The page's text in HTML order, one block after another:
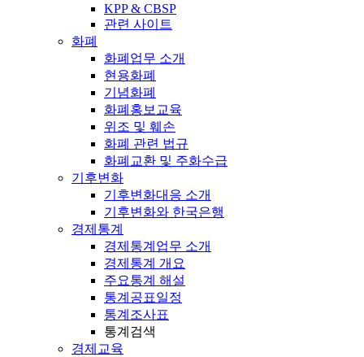
KPP & CBSP
관련 사이트
화폐
화폐업무 소개
현용화폐
기념화폐
화폐홍보교육
위조 및 훼손
화폐 관련 법규
화폐교환 및 주화수급
기후변화
기후변화대응 소개
기후변화와 한국은행
경제통계
경제통계업무 소개
경제통계 개요
주요통계 해설
통계공표일정
통계조사표
통계검색
경제교육